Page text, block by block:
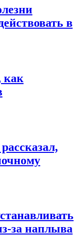
в
как
за наплыва